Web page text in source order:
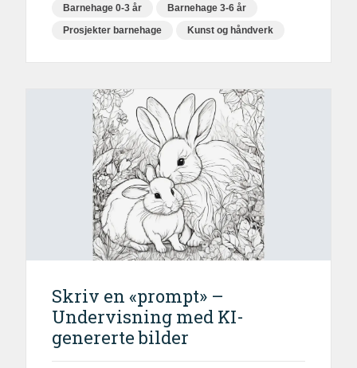
Barnehage 0-3 år
Barnehage 3-6 år
Prosjekter barnehage
Kunst og håndverk
Skriv en «prompt» –
Undervisning med KI-
genererte bilder